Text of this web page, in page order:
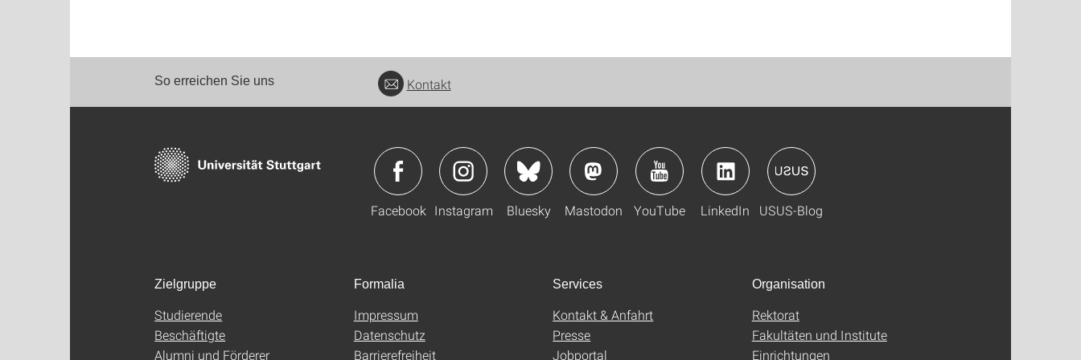
So erreichen Sie uns Kontakt
Facebook Instagram Bluesky Mastodon YouTube LinkedIn USUS-Blog
Zielgruppe
Studierende
Beschäftigte
Alumni und Förderer
Formalia
Impressum
Datenschutz
Barrierefreiheit
Services
Kontakt & Anfahrt
Presse
Jobportal
Organisation
Rektorat
Fakultäten und Institute
Einrichtungen